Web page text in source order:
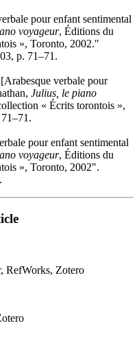
pour enfant sentimental
voyageur, Éditions du
», Toronto, 2002."
p. 71–71.
verbale pour
Julius, le piano
« Écrits torontois »,
pour enfant sentimental
voyageur, Éditions du
», Toronto, 2002".
RefWorks, Zotero